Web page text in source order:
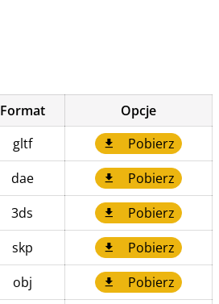
Format
Opcje
gltf Pobierz
dae Pobierz
3ds Pobierz
skp Pobierz
obj Pobierz